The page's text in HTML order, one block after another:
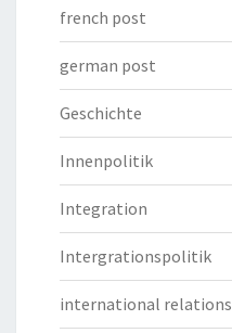
french post
german post
Geschichte
Innenpolitik
Integration
Intergrationspolitik
international relations